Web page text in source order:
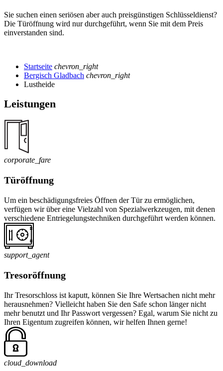
Sie suchen einen seriösen aber auch preisgünstigen Schlüsseldienst?
Die Türöffnung wird nur durchgeführt, wenn Sie mit dem Preis
einverstanden sind.
Startseite chevron_right
Bergisch Gladbach chevron_right
Lustheide
Leistungen
corporate_fare
Türöffnung
Um ein beschädigungsfreies Öffnen der Tür zu ermöglichen,
verfügen wir über eine Vielzahl von Spezialwerkzeugen, mit denen
verschiedene Entriegelungstechniken durchgeführt werden können.
support_agent
Tresoröffnung
Ihr Tresorschloss ist kaputt, können Sie Ihre Wertsachen nicht mehr
herausnehmen? Vielleicht haben Sie den Safe schon länger nicht
mehr benutzt und Ihr Passwort vergessen? Egal, warum Sie nicht zu
Ihren Eigentum zugreifen können, wir helfen Ihnen gerne!
cloud_download